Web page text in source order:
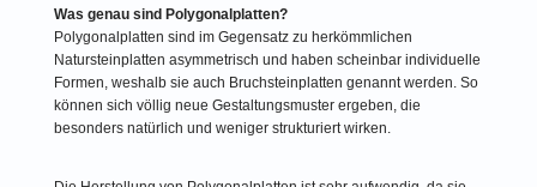
Was genau sind Polygonalplatten?
Polygonalplatten sind im Gegensatz zu herkömmlichen
Natursteinplatten asymmetrisch und haben scheinbar individuelle
Formen, weshalb sie auch Bruchsteinplatten genannt werden. So
können sich völlig neue Gestaltungsmuster ergeben, die
besonders natürlich und weniger strukturiert wirken.